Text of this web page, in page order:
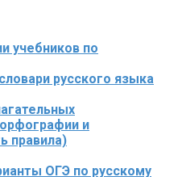
учебников по
русского языка
и
правила)
ОГЭ по русскому